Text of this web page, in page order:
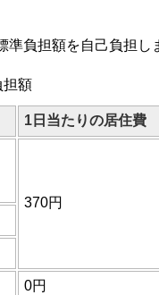
負担額を自己負担し
担額
1日当たりの居住費
370円
0円